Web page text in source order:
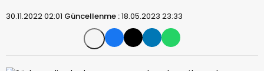
30.11.2022 02:01 Güncellenme :18.05.2023 23:33